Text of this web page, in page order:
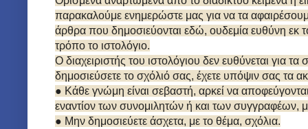
παρακαλούμε ενημερώστε μας για να τα
άρθρα που δημοσιεύονται εδώ, ουδεμία ευθύνη εκ
τρόπο το ιστολόγιο.
Ο διαχειριστής του ιστολόγιου δεν ευθύνεται για
δημοσιεύσετε το σχόλιό σας, έχετε υπόψιν σας τα
● Κάθε γνώμη είναι σεβαστή, αρκεί να
εναντίον των συνομιλητών ή και των συγγραφέων,
● Μην δημοσιεύετε άσχετα, με το θέμα, σχόλια.